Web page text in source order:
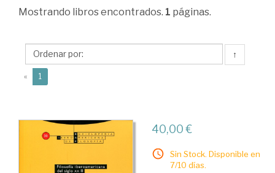
Olivé,
Mostrando libros encontrados. 1 páginas.
↑
« 1
40,00 €
Sin Stock. Disponible en
7/10 días.